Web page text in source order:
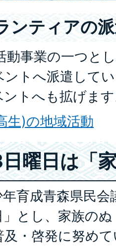
ンティアの
動事業の一つと
ントへ派遣して
トへも拡げま
生)の地域活動
曜日は「
育成青森県民
」とし、家族の
及・啓発に努め